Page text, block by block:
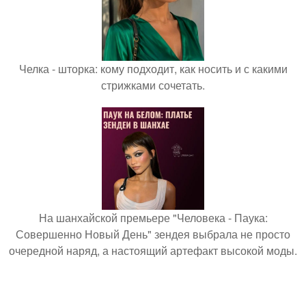
Челка - шторка: кому подходит, как носить и с какими
стрижками сочетать.
На шанхайской премьере "Человека - Паука:
Совершенно Новый День" зендея выбрала не просто
очередной наряд, а настоящий артефакт высокой моды.